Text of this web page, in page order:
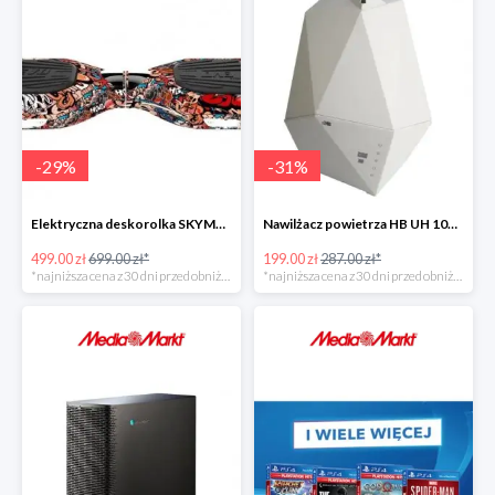
-29%
Elektryczna deskorolka SKYMASTER Wheels 7 Evo Smart Graffiti brawl
499.00 zł699.00 zł*
-31%
Nawilżacz powietrza HB UH 1065 W
199.00 zł287.00 zł*